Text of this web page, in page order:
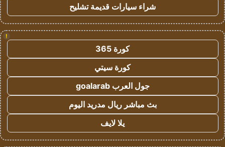
شراء سيارات قديمة تشليح
!
كورة 365
كورة سيتي
جول العرب goalarab
بث مباشر ريال مدريد اليوم
يلا لايف